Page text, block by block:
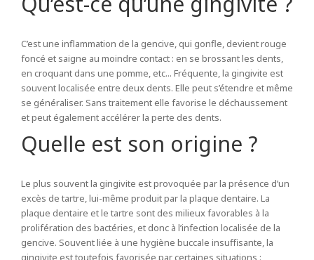
C’est une inflammation de la gencive, qui gonfle, devient rouge
foncé et saigne au moindre contact : en se brossant les dents,
en croquant dans une pomme, etc... Fréquente, la gingivite est
souvent localisée entre deux dents. Elle peut s’étendre et même
se généraliser. Sans traitement elle favorise le déchaussement
et peut également accélérer la perte des dents.
Quelle est son origine ?
Le plus souvent la gingivite est provoquée par la présence d’un
excès de tartre, lui-même produit par la plaque dentaire. La
plaque dentaire et le tartre sont des milieux favorables à la
prolifération des bactéries, et donc à l’infection localisée de la
gencive. Souvent liée à une hygiène buccale insuffisante, la
gingivite est toutefois favorisée par certaines situations :